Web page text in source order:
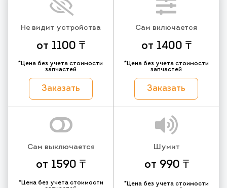
Не видит устройства
от 1100 ₸
*Цена без учета стоимости
запчастей
Заказать
Сам включается
от 1400 ₸
*Цена без учета стоимости
запчастей
Заказать
Сам выключается
от 1590 ₸
*Цена без учета стоимости
Шумит
от 990 ₸
*Цена без учета стоимости